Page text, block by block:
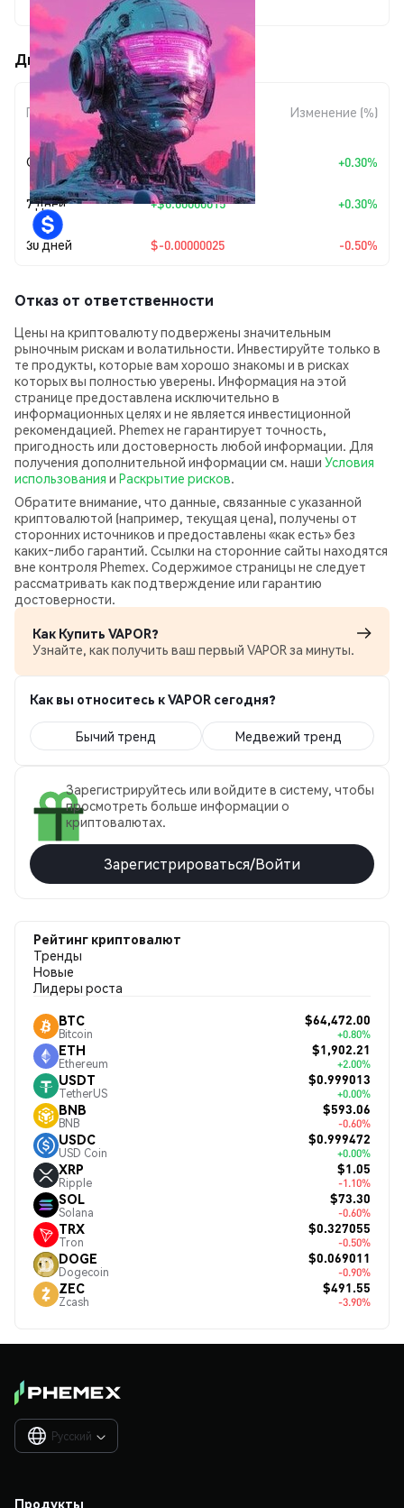
$0.00004925
Движения цены Vapor (VAPOR)
Период
Изменение
суммы
Изменение (%)
Сегодня +$0.00000015 +0.30%
7 дней +$0.00000015 +0.30%
30 дней $-0.00000025 -0.50%
Отказ от ответственности
Цены на криптовалюту подвержены значительным
рыночным рискам и волатильности. Инвестируйте только в
те продукты, которые вам хорошо знакомы и в рисках
которых вы полностью уверены. Информация на этой
странице предоставлена исключительно в
информационных целях и не является инвестиционной
рекомендацией. Phemex не гарантирует точность,
пригодность или достоверность любой информации. Для
получения дополнительной информации см. наши Условия
использования и Раскрытие рисков.
Обратите внимание, что данные, связанные с указанной
криптовалютой (например, текущая цена), получены от
сторонних источников и предоставлены «как есть» без
каких‑либо гарантий. Ссылки на сторонние сайты находятся
вне контроля Phemex. Содержимое страницы не следует
рассматривать как подтверждение или гарантию
достоверности.
Как Купить VAPOR?
Узнайте, как получить ваш первый VAPOR за минуты.
Как вы относитесь к VAPOR сегодня?
Бычий тренд Медвежий тренд
Зарегистрируйтесь или войдите в систему, чтобы
просмотреть больше информации о
криптовалютах.
Зарегистрироваться/Войти
Рейтинг криптовалют
Тренды
Новые
Лидеры роста
BTC
Bitcoin
$64,472.00
+0.80%
ETH
Ethereum
$1,902.21
+2.00%
USDT
TetherUS
$0.999013
+0.00%
BNB
BNB
$593.06
-0.60%
USDC
USD Coin
$0.999472
+0.00%
XRP
Ripple
$1.05
-1.10%
SOL
Solana
$73.30
-0.60%
TRX
Tron
$0.327055
-0.50%
DOGE
Dogecoin
$0.069011
-0.90%
ZEC
Zcash
$491.55
-3.90%
Русский 
Продукты